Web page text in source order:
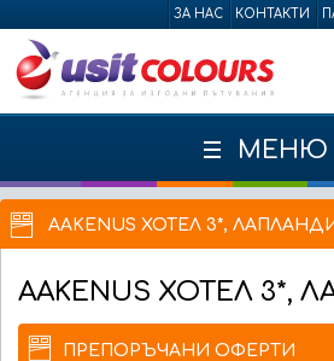
ЗА НАС КОНТАКТИ
МЕНЮ
AAKENUS ХОТЕЛ 3*,
AAKENUS ХОТЕЛ 3*,
ПРЕПОРЪЧАНИ ОФЕРТИ